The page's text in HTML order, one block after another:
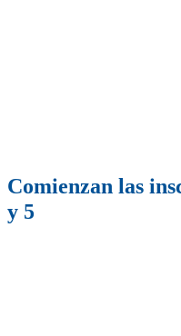
Comienzan las
y 5